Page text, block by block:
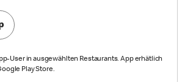
User in ausgewählten Restaurants. App erhätlich
Play Store.